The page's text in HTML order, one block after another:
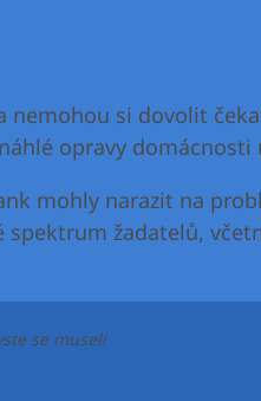
nemohou si dovolit
opravy
mohly narazit na
spektrum žadatelů,
se museli